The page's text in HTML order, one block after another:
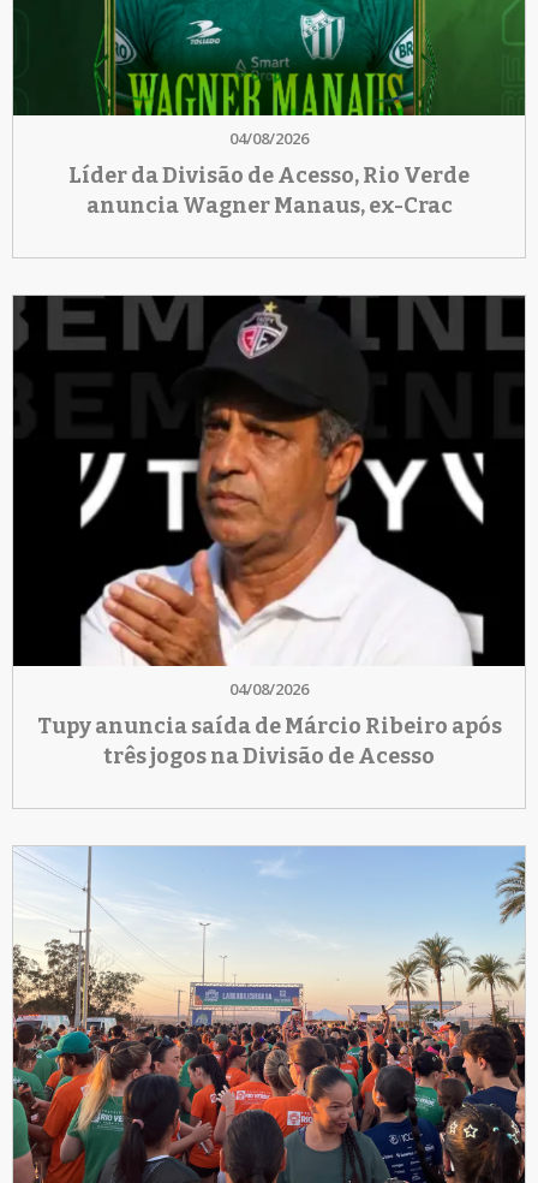
04/08/2026
Líder da Divisão de Acesso, Rio Verde
anuncia Wagner Manaus, ex-Crac
04/08/2026
Tupy anuncia saída de Márcio Ribeiro após
três jogos na Divisão de Acesso